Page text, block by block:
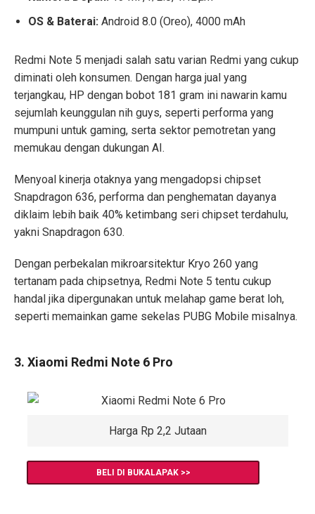
OS & Baterai: Android 8.0 (Oreo), 4000 mAh
Redmi Note 5 menjadi salah satu varian Redmi yang cukup
diminati oleh konsumen. Dengan harga jual yang
terjangkau, HP dengan bobot 181 gram ini nawarin kamu
sejumlah keunggulan nih guys, seperti performa yang
mumpuni untuk gaming, serta sektor pemotretan yang
memukau dengan dukungan AI.
Menyoal kinerja otaknya yang mengadopsi chipset
Snapdragon 636, performa dan penghematan dayanya
diklaim lebih baik 40% ketimbang seri chipset terdahulu,
yakni Snapdragon 630.
Dengan perbekalan mikroarsitektur Kryo 260 yang
tertanam pada chipsetnya, Redmi Note 5 tentu cukup
handal jika dipergunakan untuk melahap game berat loh,
seperti memainkan game sekelas PUBG Mobile misalnya.
3. Xiaomi Redmi Note 6 Pro
Harga Rp 2,2 Jutaan
BELI DI BUKALAPAK >>